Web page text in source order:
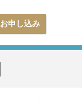
お申し込み